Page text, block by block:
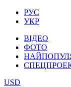
РУС
УКР
ВІДЕО
ФОТО
USD